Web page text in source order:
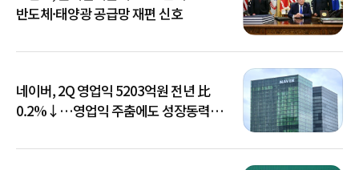
반도체·태양광 공급망 재편 신호
네이버, 2Q 영업익 5203억원 전년 比
0.2%↓…영업익 주춤에도 성장동력